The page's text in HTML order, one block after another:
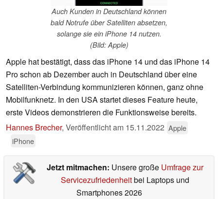
Auch Kunden in Deutschland können
bald Notrufe über Satelliten absetzen,
solange sie ein iPhone 14 nutzen.
(Bild: Apple)
Apple hat bestätigt, dass das iPhone 14 und das iPhone 14
Pro schon ab Dezember auch in Deutschland über eine
Satelliten-Verbindung kommunizieren können, ganz ohne
Mobilfunknetz. In den USA startet dieses Feature heute,
erste Videos demonstrieren die Funktionsweise bereits.
Hannes Brecher, Veröffentlicht am 15.11.2022 Apple
iPhone
Jetzt mitmachen: Unsere große Umfrage zur
Servicezufriedenheitbei Laptops und
Smartphones 2026